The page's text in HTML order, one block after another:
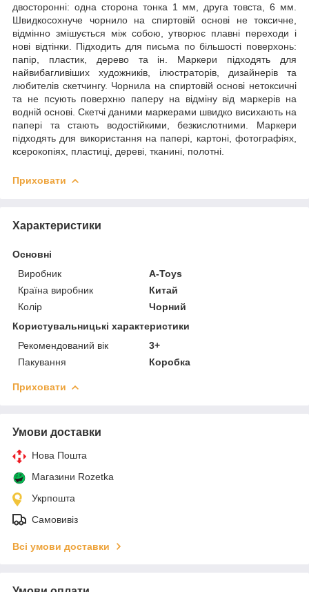
двосторонні: одна сторона тонка 1 мм, друга товста, 6 мм.
Швидкосохнуче чорнило на спиртовій основі не токсичне,
відмінно змішується між собою, утворює плавні переходи і
нові відтінки. Підходить для письма по більшості поверхонь:
папір, пластик, дерево та ін. Маркери підходять для
найвибагливіших художників, ілюстраторів, дизайнерів та
любителів скетчингу. Чорнила на спиртовій основі нетоксичні
та не псують поверхню паперу на відміну від маркерів на
водній основі. Скетчі даними маркерами швидко висихають на
папері та стають водостійкими, безкислотними. Маркери
підходять для використання на папері, картоні, фотографіях,
ксерокопіях, пластиці, дереві, тканині, полотні.
Приховати
Характеристики
Основні
Виробник
A-Toys
Країна виробник
Китай
Колір
Чорний
Користувальницькі характеристики
Рекомендований вік
3+
Пакування
Коробка
Приховати
Умови доставки
Нова Пошта
Магазини Rozetka
Укрпошта
Самовивіз
Всі умови доставки